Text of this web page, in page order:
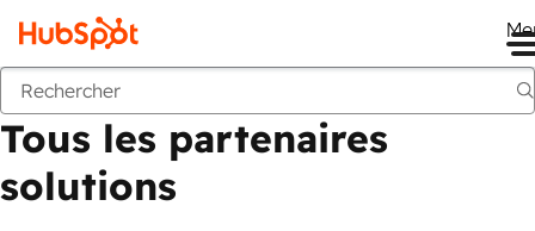
Retour
Tous les partenaires
solutions